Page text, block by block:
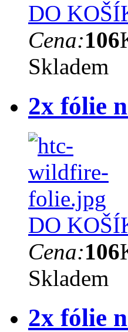
DO
Cena:106
Skladem
2x fólie
DO
Cena:106
Skladem
2x fólie